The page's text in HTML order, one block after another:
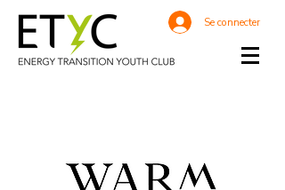
Se connecter